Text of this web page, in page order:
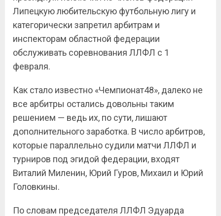
Липецкую любительскую футбольную лигу и
категорически запретил арбитрам и
инспекторам областной федерации
обслуживать соревнования ЛЛФЛ с 1
февраля.
Как стало известно «Чемпионат48», далеко не
все арбитры остались довольны таким
решением — ведь их, по сути, лишают
дополнительного заработка. В число арбитров,
которые параллельно судили матчи ЛЛФЛ и
турниров под эгидой федерации, входят
Виталий Миленин, Юрий Гуров, Михаил и Юрий
Головкины.
По словам председателя ЛЛФЛ Эдуарда